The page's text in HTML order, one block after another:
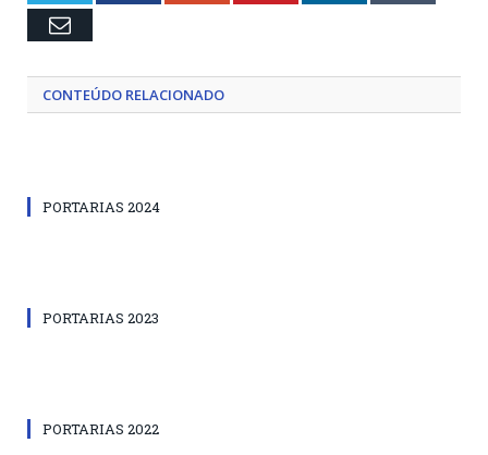
Email
CONTEÚDO RELACIONADO
PORTARIAS 2024
PORTARIAS 2023
PORTARIAS 2022